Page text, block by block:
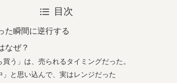
目次
た瞬間に逆行する
なぜ？
う」は、売られるタイミングだった。
と思い込んで、実はレンジだった